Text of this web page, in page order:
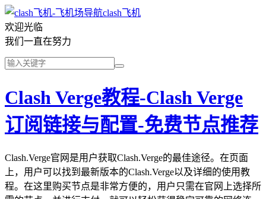
clash飞机
欢迎光临
我们一直在努力
Clash Verge教程-Clash Verge
订阅链接与配置-免费节点推荐
Clash.Verge官网是用户获取Clash.Verge的最佳途径。在页面
上，用户可以找到最新版本的Clash.Verge以及详细的使用教
程。在这里购买节点是非常方便的，用户只需在官网上选择所